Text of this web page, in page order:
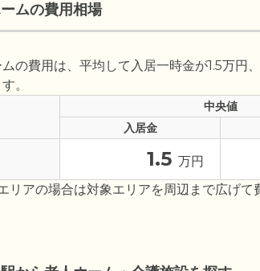
ムの費用相場
の費用は、平均して入居一時金が1.5万円
。
中央値
入居金
1.5 万円
リアの場合は対象エリアを周辺まで広げて